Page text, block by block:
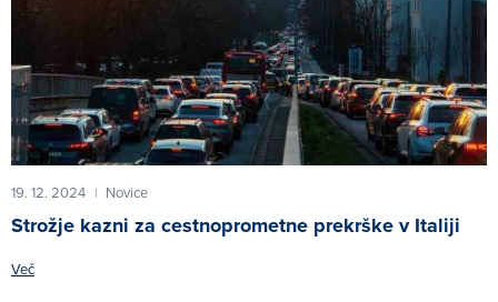
19. 12. 2024 | Novice
Strožje kazni za cestnoprometne prekrške v Italiji
Več